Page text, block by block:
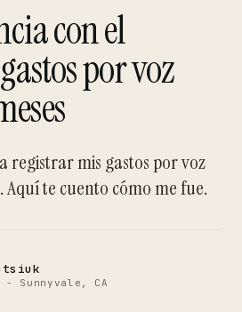
con el
por voz
registrar mis gastos por voz
te cuento cómo me fue.
- Sunnyvale, CA